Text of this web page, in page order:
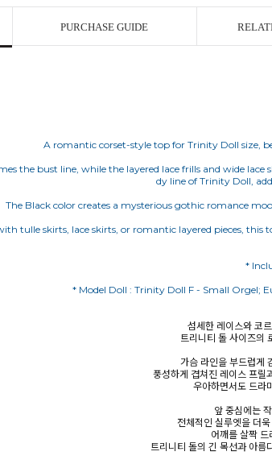
PURCHASE GUIDE
A romantic corset-style top for Trinity Doll size,
the bust line, while the layered lace frills and wide
dy line of Trinity Doll,
The Black color creates a mysterious gothic romance
tulle skirts, lace skirts, or romantic layered pieces,
섬세한 레이스와 코
트리니티 돌 사이즈의
가슴 라인을 부드럽게
풍성하게 겹쳐진 레이스 프릴
우아하면서도 드라
앞 중심에는
전체적인 실루엣을 더
어깨를 살짝
트리니티 돌의 긴 목선과 아름